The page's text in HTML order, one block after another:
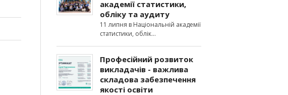
академії статистики,
обліку та аудиту
11 липня в Національній академії
статистики, облік
Професійний розвиток
викладачів - важлива
складова забезпечення
якості освіти